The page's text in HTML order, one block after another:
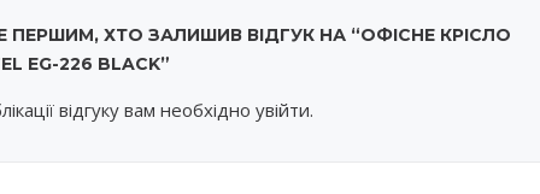
ПЕРШИМ, ХТО ЗАЛИШИВ ВІДГУК НА “ОФІСНЕ КРІСЛО
EG-226 BLACK”
відгуку вам необхідно увійти.